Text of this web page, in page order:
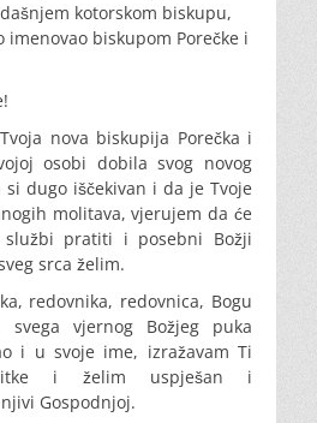
kotorskom biskupu,
imenovao biskupom Porečke i
nova biskupija Porečka i
osobi dobila svog novog
dugo iščekivan i da je Tvoje
molitava, vjerujem da će
pratiti i posebni Božji
srca želim.
redovnika, redovnica, Bogu
svega vjernog Božjeg puka
i u svoje ime, izražavam Ti
i želim uspješan i
Gospodnjoj.